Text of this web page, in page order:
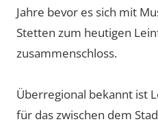
Jahre bevor es sich mit
Stetten zum heutigen
zusammenschloss.
Überregional bekannt ist
für das zwischen dem